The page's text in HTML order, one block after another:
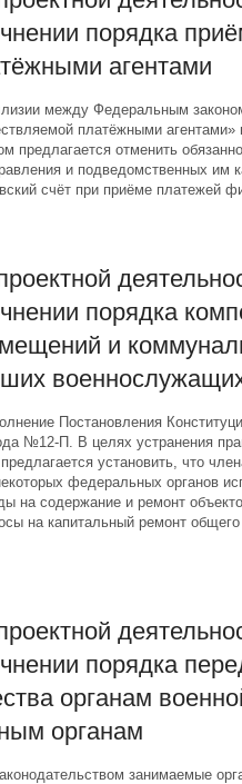
порядка
агентами
между Федеральным
платёжными
предлагается отменить
и подведомственных им
счёт при приёме платежей
порядка
и
Постановления
№12-П. В целях устранения
установить, что
федеральных органов
на содержание и ремонт
на капитальный ремонт
порядка
органам
органам
занимаемые